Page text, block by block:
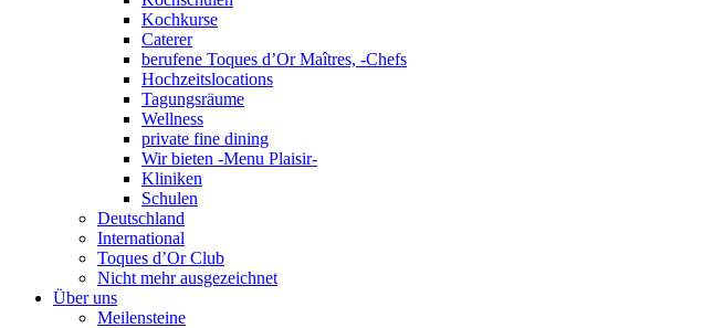
Kochkurse
Caterer
berufene Toques d’Or Maîtres, -Chefs
Hochzeitslocations
Tagungsräume
Wellness
private fine dining
Wir bieten -Menu Plaisir-
Kliniken
Schulen
Deutschland
International
Toques d’Or Club
Nicht mehr ausgezeichnet
Über uns
Meilensteine